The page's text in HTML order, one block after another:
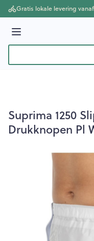
Ga naar de inhoud
Gratis lokale levering vanaf
Menu
Suprima 1250
Drukknopen Pl